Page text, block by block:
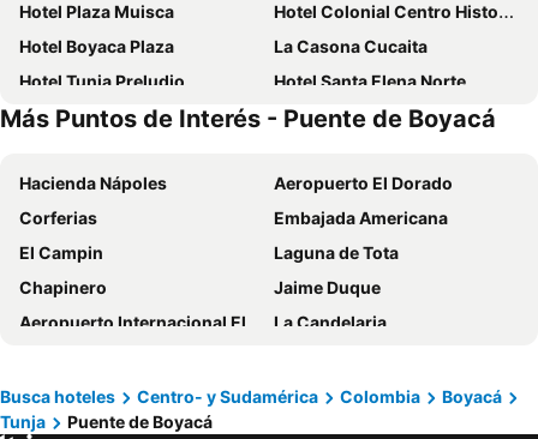
Hotel Plaza Muisca
Hotel Colonial Centro Historico
Hotel Boyaca Plaza
La Casona Cucaita
Hotel Tunja Preludio
Hotel Santa Elena Norte
Hotel Diamond Luxury Tunja
Ayenda Bochica
Ayenda La Antigua
Hotel Castillo Real
Hotel Victoria Real Tunja
Hotel Posada San Laureano
Hotel Casa Loma
Hotel Zafiro Express
Hotel San Ignacio Plaza
Hotel Salamandra Tunja
Hotel GHR INTERNACIONAL
Hotel Colonial El Gran Fenix
Aristo
Bohemia Hotel
Hotel Pinzon Plaza
Más Puntos de Interés - Puente de Boyacá
Hacienda Nápoles
Aeropuerto El Dorado
Corferias
Embajada Americana
El Campin
Laguna de Tota
Chapinero
Jaime Duque
Aeropuerto Internacional El Dorado
La Candelaria
Laguna de Guatavita
Teusaquillo
Usaquén
Busca hoteles Centro- y Sudamérica Colombia
Boyacá
Tunja
Puente de Boyacá